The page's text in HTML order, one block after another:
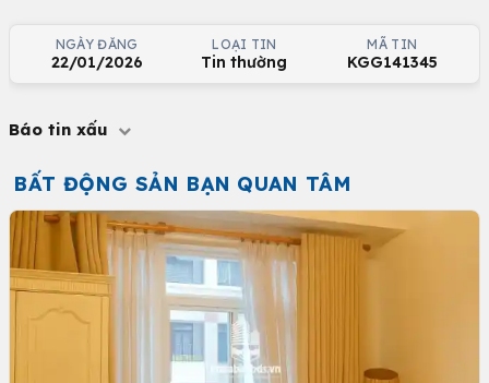
NGÀY ĐĂNG
22/01/2026
LOẠI TIN
Tin thường
MÃ TIN
KGG141345
Báo tin xấu
BẤT ĐỘNG SẢN BẠN QUAN TÂM